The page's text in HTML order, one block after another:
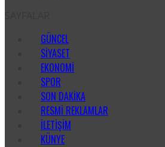
GÜNCEL
SIYASET
EKONOMI
SPOR
SON DAKIKA
RESMI REKLAMLAR
İLETIŞIM
KÜNYE